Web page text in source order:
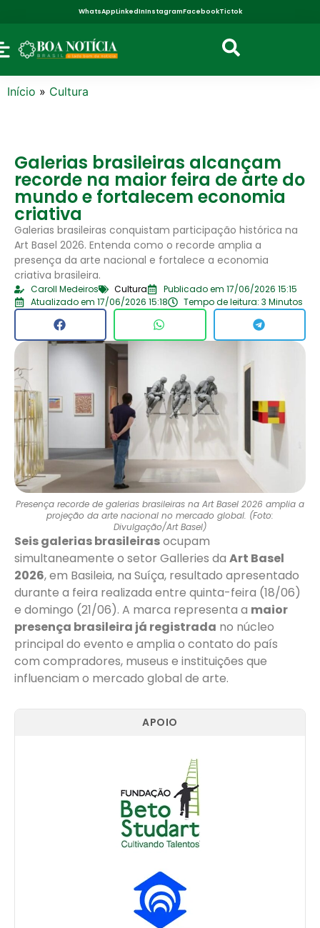
WhatsAppLinkedInInstagramFacebookTictok
Início » Cultura
Galerias brasileiras alcançam
recorde na maior feira de arte do
mundo e fortalecem economia
criativa
Galerias brasileiras conquistam participação histórica na
Art Basel 2026. Entenda como o recorde amplia a
presença da arte nacional e fortalece a economia
criativa brasileira.
Caroll Medeiros Cultura
Publicado em 17/06/2026 15:15
Atualizado em 17/06/2026 15:18
Tempo de leitura: 3 Minutos
Presença recorde de galerias brasileiras na Art Basel 2026 amplia a
projeção da arte nacional no mercado global. (Foto:
Divulgação/Art Basel)
Seis galerias brasileirasocupam
simultaneamente o setor Galleries da Art Basel
2026, em Basileia, na Suíça, resultado apresentado
durante a feira realizada entre quinta-feira (18/06)
e domingo (21/06). A marca representa a maior
presença brasileira já registrada no núcleo
principal do evento e amplia o contato do país
com compradores, museus e instituições que
influenciam o mercado global de arte.
APOIO